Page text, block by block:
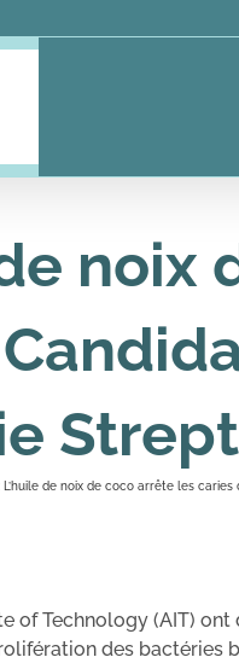
L’huile de noix de coco arrête les
of Technology (AIT)
des bactéries